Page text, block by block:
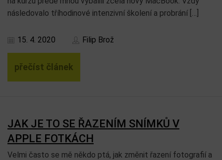
následovalo tříhodinové intenzivní školení a probrání […]
15. 4. 2020 Filip Brož
přečíst článek
JAK JE TO SE ŘAZENÍM SNÍMKŮ V
APPLE FOTKÁCH
Velmi často se mě někdo ptá, jak změnit řazení fotografií a